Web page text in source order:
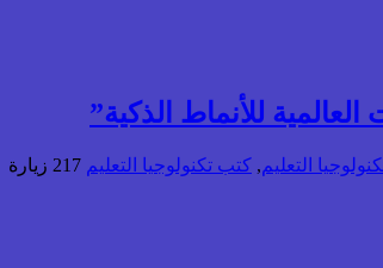
للأنماط الذكية”
التعليم, كتب تكنولوجيا التعليم 217 زيارة